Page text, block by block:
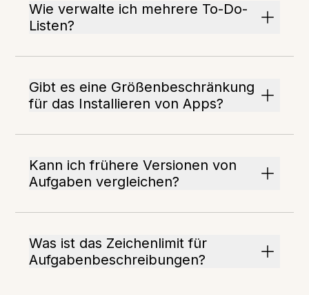
Wie verwalte ich mehrere To-Do-
Listen?
Gibt es eine Größenbeschränkung
für das Installieren von Apps?
Kann ich frühere Versionen von
Aufgaben vergleichen?
Was ist das Zeichenlimit für
Aufgabenbeschreibungen?